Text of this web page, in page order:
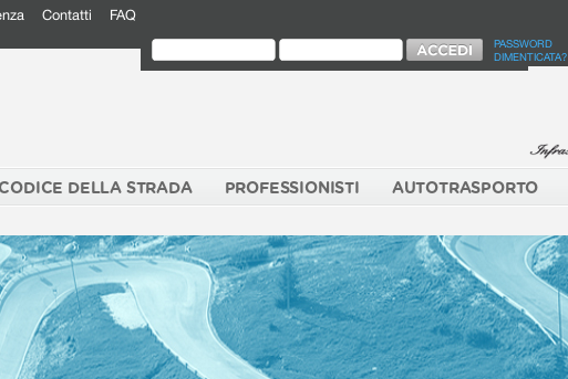
Contatti FAQ
PASSWORD
DIMENTICATA?
DELLA STRADA PROFESSIONISTI AUTOTRASPORTO